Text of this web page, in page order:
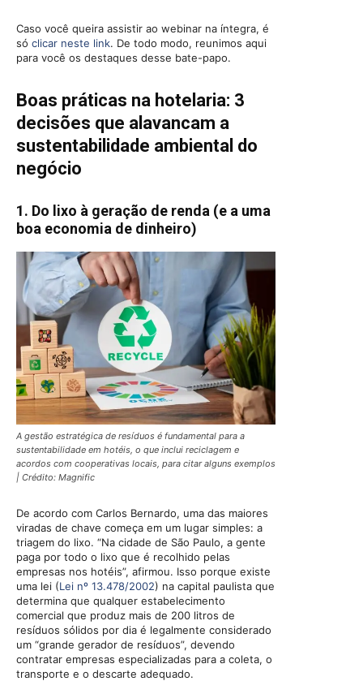
Caso você queira assistir ao webinar na íntegra, é
só clicar neste link. De todo modo, reunimos aqui
para você os destaques desse bate-papo.
Boas práticas na hotelaria: 3
decisões que alavancam a
sustentabilidade ambiental do
negócio
1. Do lixo à geração de renda (e a uma
boa economia de dinheiro)
A gestão estratégica de resíduos é fundamental para a
sustentabilidade em hotéis, o que inclui reciclagem e
acordos com cooperativas locais, para citar alguns exemplos
| Crédito: Magnific
De acordo com Carlos Bernardo, uma das maiores
viradas de chave começa em um lugar simples: a
triagem do lixo. “Na cidade de São Paulo, a gente
paga por todo o lixo que é recolhido pelas
empresas nos hotéis”, afirmou. Isso porque existe
uma lei (Lei nº 13.478/2002) na capital paulista que
determina que qualquer estabelecimento
comercial que produz mais de 200 litros de
resíduos sólidos por dia é legalmente considerado
um “grande gerador de resíduos”, devendo
contratar empresas especializadas para a coleta, o
transporte e o descarte adequado.